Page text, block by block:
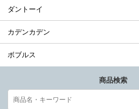
ダントーイ
カデンカデン
ボブルス
商品検索